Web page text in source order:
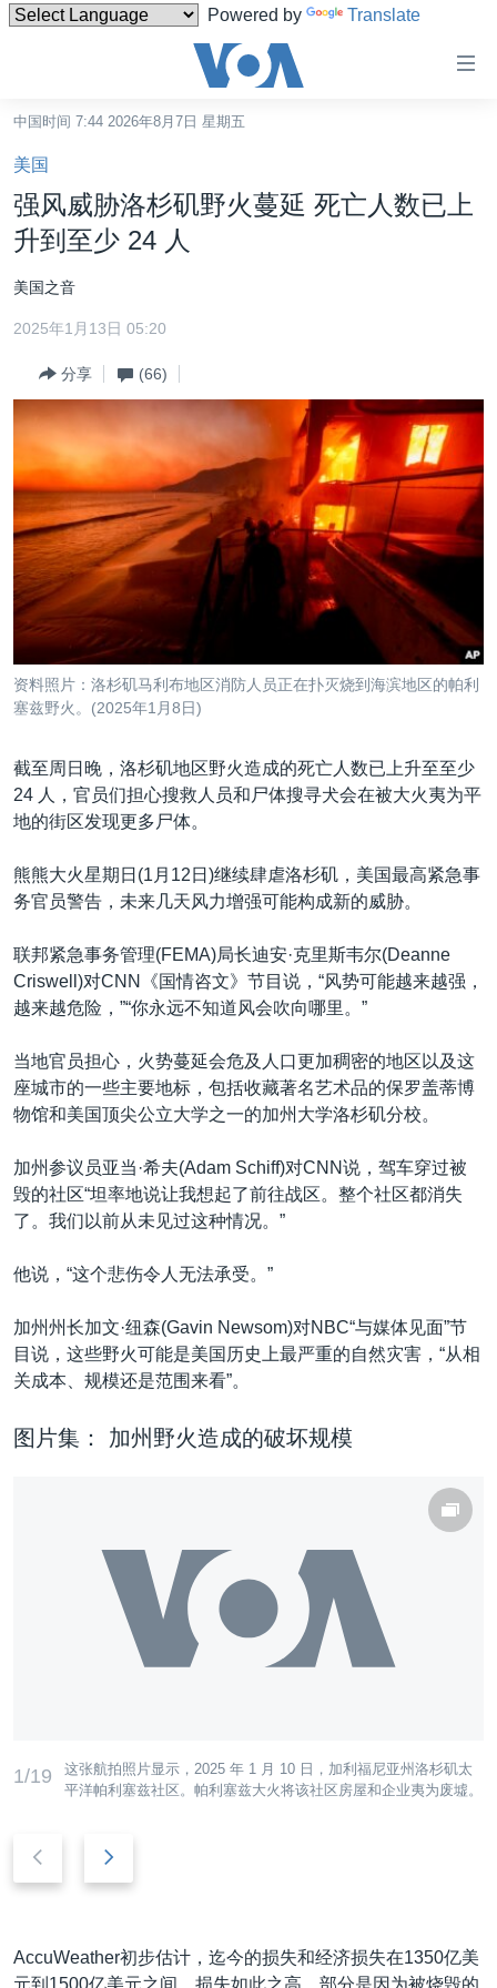
Powered by Translate
碍
链
接
转
内
容
到
跳
转
到
检
索
中国
最新国际新闻
印太
中东
欧洲
非洲
美洲
全球议题
分类新闻
经济·金融·贸易
人权·法律·宗教
科教·文娱·体健
军事
劳工
环境
美中关系
热点专题
白宫要闻
国会报道
美中关系
美国建国250周年
埃博拉疫情
美国之音专访
台海两岸关系
南中国海争端
关注西藏
关注新疆
GEN Z 看美国
VOA视频
VOA今日焦点
中文广播
关注我们
其他语言网站
中国时间 7:44 2026年8月7日 星期五
美国
强风威胁洛杉矶野火蔓延 死亡人数已上
升到至少 24 人
美国之音
2025年1月13日 05:20
分享 (66)
资料照片：洛杉矶马利布地区消防人员正在扑灭烧到海滨地区的帕利
塞兹野火。(2025年1月8日)
截至周日晚，洛杉矶地区野火造成的死亡人数已上升至至少
24 人，官员们担心搜救人员和尸体搜寻犬会在被大火夷为平
地的街区发现更多尸体。
熊熊大火星期日(1月12日)继续肆虐洛杉矶，美国最高紧急事
务官员警告，未来几天风力增强可能构成新的威胁。
联邦紧急事务管理(FEMA)局长迪安·克里斯韦尔(Deanne
Criswell)对CNN《国情咨文》节目说，“风势可能越来越强，
越来越危险，”“你永远不知道风会吹向哪里。”
当地官员担心，火势蔓延会危及人口更加稠密的地区以及这
座城市的一些主要地标，包括收藏著名艺术品的保罗盖蒂博
物馆和美国顶尖公立大学之一的加州大学洛杉矶分校。
加州参议员亚当·希夫(Adam Schiff)对CNN说，驾车穿过被
毁的社区“坦率地说让我想起了前往战区。整个社区都消失
了。我们以前从未见过这种情况。”
他说，“这个悲伤令人无法承受。”
加州州长加文·纽森(Gavin Newsom)对NBC“与媒体见面”节
目说，这些野火可能是美国历史上最严重的自然灾害，“从相
关成本、规模还是范围来看”。
图片集： 加州野火造成的破坏规模
1/19
这张航拍照片显示，2025 年 1 月 10 日，加利福尼亚州洛杉矶太
平洋帕利塞兹社区。帕利塞兹大火将该社区房屋和企业夷为废墟。
AccuWeather初步估计，迄今的损失和经济损失在1350亿美
元到1500亿美元之间。损失如此之高，部分是因为被烧毁的